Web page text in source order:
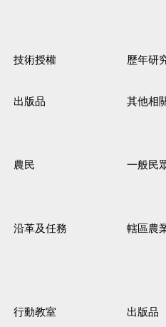
技術授權 歷年研
出版品 其他相
農民 一般民
沿革及任務 轄區農
行動教室 出版品